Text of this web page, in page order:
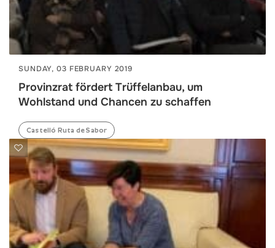
SUNDAY, 03 FEBRUARY 2019
Provinzrat fördert Trüffelanbau, um
Wohlstand und Chancen zu schaffen
Castelló Ruta de Sabor